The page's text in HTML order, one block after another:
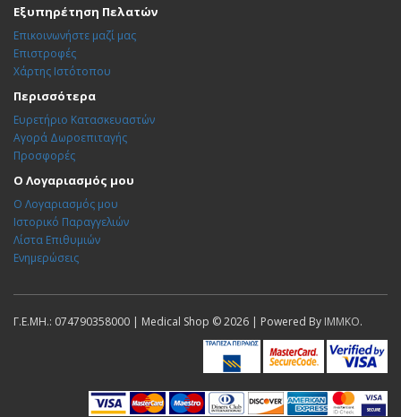
Εξυπηρέτηση Πελατών
Επικοινωνήστε μαζί μας
Επιστροφές
Χάρτης Ιστότοπου
Περισσότερα
Ευρετήριο Κατασκευαστών
Αγορά Δωροεπιταγής
Προσφορές
Ο Λογαριασμός μου
Ο Λογαριασμός μου
Ιστορικό Παραγγελιών
Λίστα Επιθυμιών
Ενημερώσεις
Γ.Ε.ΜΗ.: 074790358000 | Medical Shop © 2026 | Powered By IMMKO.